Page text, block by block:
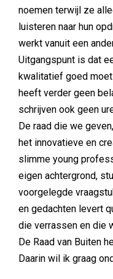
noemen terwijl ze
luisteren naar hun
werkt vanuit een
Uitgangspunt is dat
kwalitatief goed moet
heeft verder geen
schrijven ook geen
De raad die we
het innovatieve en
slimme young
eigen achtergrond,
voorgelegde
en gedachten levert
die verrassen en die
De Raad van Buiten
Daarin wil ik graag